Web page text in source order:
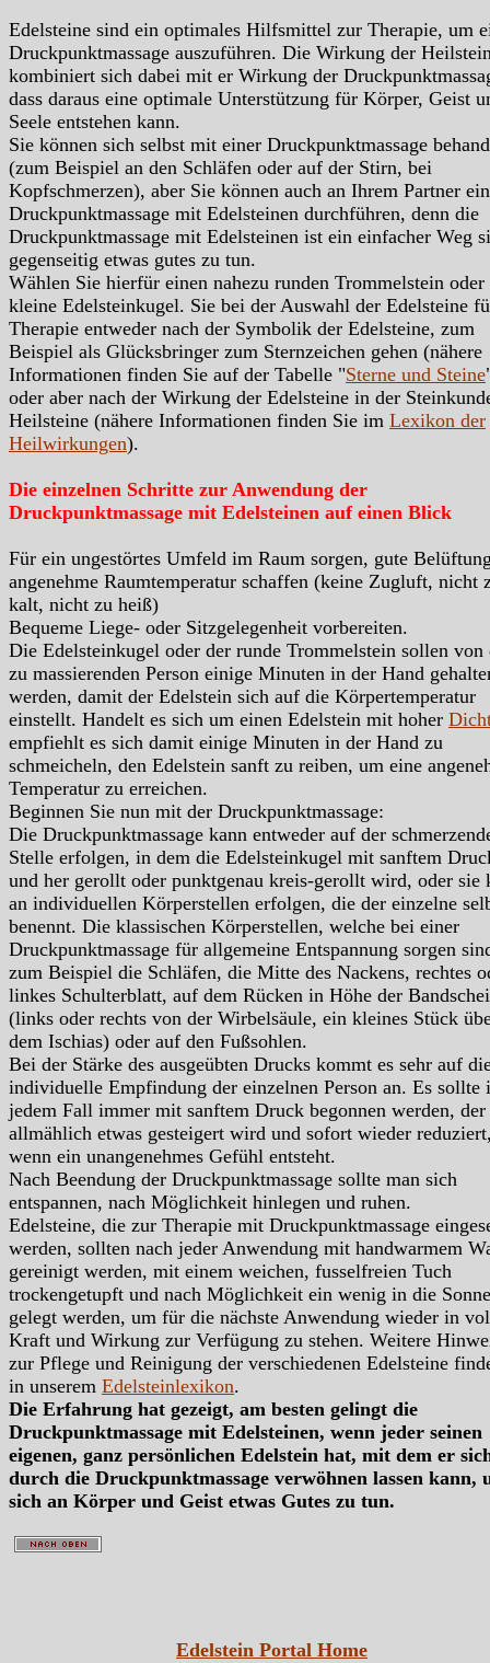
Edelsteine sind ein optimales Hilfsmittel zur Therapie, um
Druckpunktmassage auszuführen. Die Wirkung der
kombiniert sich dabei mit er Wirkung der
dass daraus eine optimale Unterstützung für Körper, Geist
Seele entstehen kann.
Sie können sich selbst mit einer Druckpunktmassage
(zum Beispiel an den Schläfen oder auf der Stirn, bei
Kopfschmerzen), aber Sie können auch an Ihrem Partner
Druckpunktmassage mit Edelsteinen durchführen, denn die
Druckpunktmassage mit Edelsteinen ist ein einfacher Weg
gegenseitig etwas gutes zu tun.
Wählen Sie hierfür einen nahezu runden Trommelstein oder
kleine Edelsteinkugel. Sie bei der Auswahl der Edelsteine
Therapie entweder nach der Symbolik der Edelsteine, zum
Beispiel als Glücksbringer zum Sternzeichen gehen (nähere
Informationen finden Sie auf der Tabelle "Sterne und Steine
oder aber nach der Wirkung der Edelsteine in der
Heilsteine (nähere Informationen finden Sie im Lexikon der
Heilwirkungen).
Die einzelnen Schritte zur Anwendung der
Druckpunktmassage mit Edelsteinen auf einen Blick
Für ein ungestörtes Umfeld im Raum sorgen, gute
angenehme Raumtemperatur schaffen (keine Zugluft, nicht
kalt, nicht zu heiß)
Bequeme Liege- oder Sitzgelegenheit vorbereiten.
Die Edelsteinkugel oder der runde Trommelstein sollen von
zu massierenden Person einige Minuten in der Hand
werden, damit der Edelstein sich auf die Körpertemperatur
einstellt. Handelt es sich um einen Edelstein mit hoher
empfiehlt es sich damit einige Minuten in der Hand zu
schmeicheln, den Edelstein sanft zu reiben, um eine
Temperatur zu erreichen.
Beginnen Sie nun mit der Druckpunktmassage:
Die Druckpunktmassage kann entweder auf der
Stelle erfolgen, in dem die Edelsteinkugel mit sanftem
und her gerollt oder punktgenau kreis-gerollt wird, oder sie
an individuellen Körperstellen erfolgen, die der einzelne
benennt. Die klassischen Körperstellen, welche bei einer
Druckpunktmassage für allgemeine Entspannung sorgen
zum Beispiel die Schläfen, die Mitte des Nackens, rechtes
linkes Schulterblatt, auf dem Rücken in Höhe der
(links oder rechts von der Wirbelsäule, ein kleines Stück
dem Ischias) oder auf den Fußsohlen.
Bei der Stärke des ausgeübten Drucks kommt es sehr auf
individuelle Empfindung der einzelnen Person an. Es sollte
jedem Fall immer mit sanftem Druck begonnen werden,
allmählich etwas gesteigert wird und sofort wieder
wenn ein unangenehmes Gefühl entsteht.
Nach Beendung der Druckpunktmassage sollte man sich
entspannen, nach Möglichkeit hinlegen und ruhen.
Edelsteine, die zur Therapie mit Druckpunktmassage
werden, sollten nach jeder Anwendung mit handwarmem
gereinigt werden, mit einem weichen, fusselfreien Tuch
trockengetupft und nach Möglichkeit ein wenig in die Sonne
gelegt werden, um für die nächste Anwendung wieder in
Kraft und Wirkung zur Verfügung zu stehen. Weitere
zur Pflege und Reinigung der verschiedenen Edelsteine
in unserem Edelsteinlexikon.
Die Erfahrung hat gezeigt, am besten gelingt die
Druckpunktmassage mit Edelsteinen, wenn jeder seinen
eigenen, ganz persönlichen Edelstein hat, mit dem er
durch die Druckpunktmassage verwöhnen lassen kann,
sich an Körper und Geist etwas Gutes zu tun.
Edelstein Portal Home